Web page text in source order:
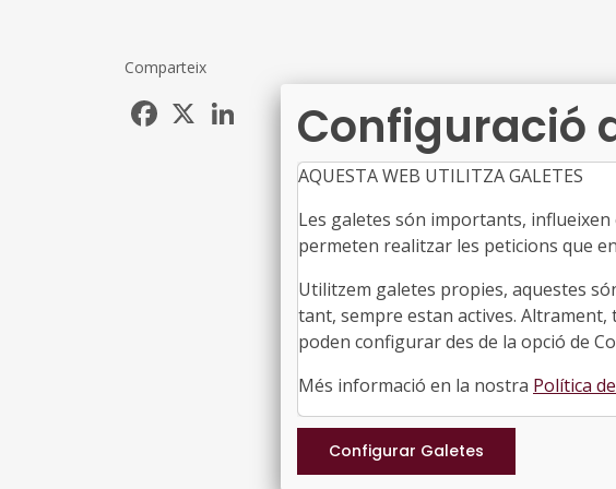
Comparteix
Facebook LinkedInConfiguració
AQUESTA WEB UTILITZA GALETES
Les galetes són importants,
permeten realitzar les peticions que
Utilitzem galetes propies, aquestes
tant, sempre estan actives.
poden configurar des de la opció de
Més informació en la nostra Política